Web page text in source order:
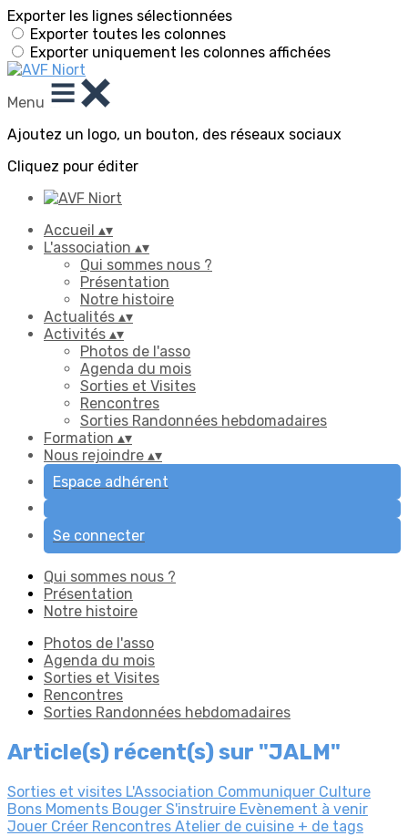
Exporter les lignes sélectionnées
Exporter toutes les colonnes
Exporter uniquement les colonnes affichées
Menu
Ajoutez un logo, un bouton, des réseaux sociaux
Cliquez pour éditer
Accueil ▴▾
L'association ▴▾
Qui sommes nous ?
Présentation
Notre histoire
Actualités ▴▾
Activités ▴▾
Photos de l'asso
Agenda du mois
Sorties et Visites
Rencontres
Sorties Randonnées hebdomadaires
Formation ▴▾
Nous rejoindre ▴▾
Espace adhérent
Se connecter
Qui sommes nous ?
Présentation
Notre histoire
Photos de l'asso
Agenda du mois
Sorties et Visites
Rencontres
Sorties Randonnées hebdomadaires
Article(s) récent(s) sur "JALM"
Sorties et visites L'Association Communiquer Culture
Bons Moments Bouger S'instruire Evènement à venir
Jouer Créer Rencontres Atelier de cuisine + de tags